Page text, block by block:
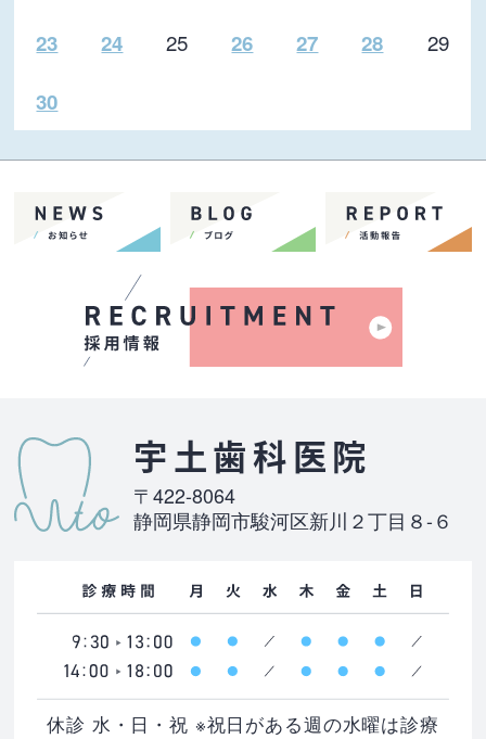
23 24 25 26 27 28 29
30
宇土歯科医院
〒422-8064
静岡県静岡市駿河区新川２丁目８-６
休診 水・日・祝 ※祝日がある週の水曜は診療